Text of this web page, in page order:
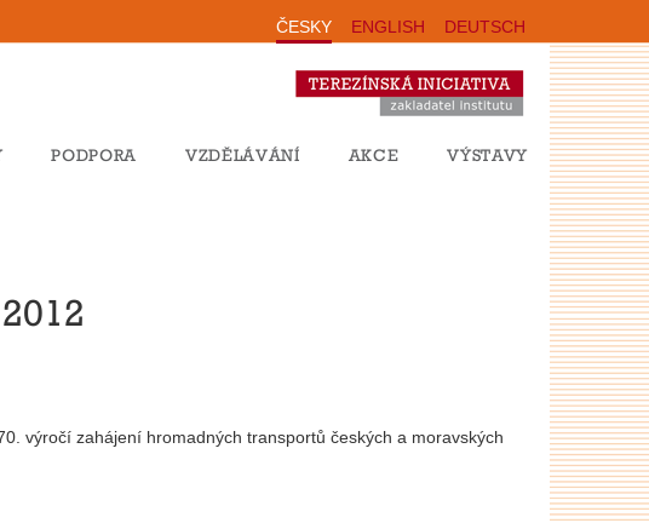
PODPORA VZDĚLÁVÁNÍ AKCE VÝSTAVY
ČESKY ENGLISH DEUTSCH
výročí zahájení hromadných transportů českých a moravských